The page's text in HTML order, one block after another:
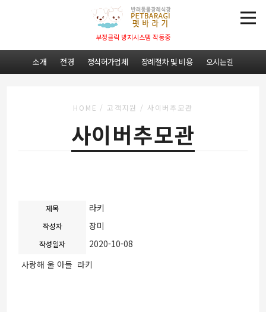
부정클릭 방지시스템 작동중
소개 전경 정식허가업체 장례절차 및 비용 오시는길
HOME /고객지원 / 사이버추모관
사이버추모관
제목 라키
작성자 장미
작성일자
2020-10-08
사랑해 울 아들 라키